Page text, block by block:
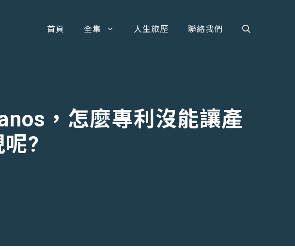
首頁 全集 人生旅歷 聯絡我們
，怎麼專利沒能讓產
?